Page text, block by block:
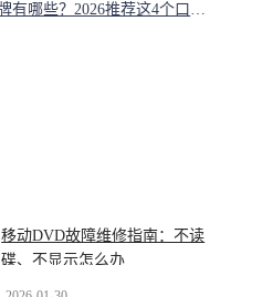
德国全屋净水系统品牌有哪些？2026推荐这4个口碑好的
移动DVD故障维修指南：不读
碟、不显示怎么办